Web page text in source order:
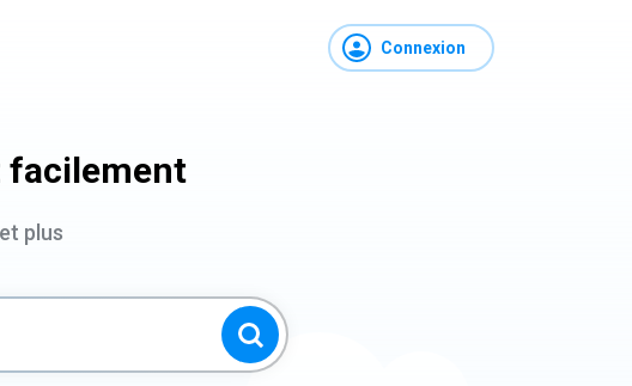
Connexion
facilement
plus